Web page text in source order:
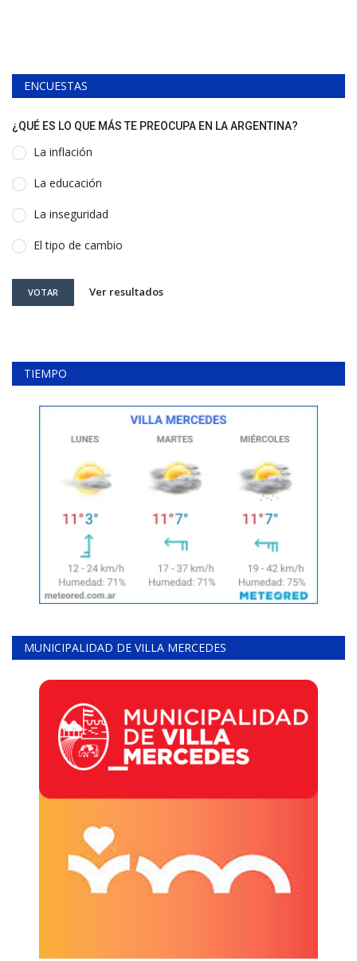
ENCUESTAS
¿QUÉ ES LO QUE MÁS TE PREOCUPA EN LA ARGENTINA?
La inflación
La educación
La inseguridad
El tipo de cambio
VOTAR Ver resultados
TIEMPO
MUNICIPALIDAD DE VILLA MERCEDES